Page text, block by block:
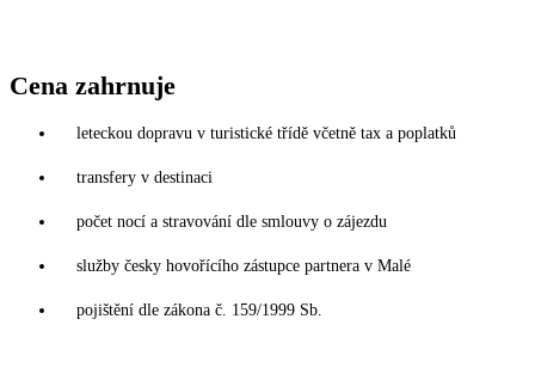
Cena zahrnuje
leteckou dopravu v turistické třídě včetně tax a poplatků
transfery v destinaci
počet nocí a stravování dle smlouvy o zájezdu
služby česky hovořícího zástupce partnera v Malé
pojištění dle zákona č. 159/1999 Sb.